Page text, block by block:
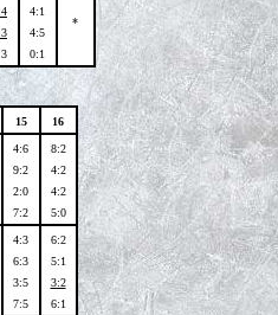
4:1
4:5
0:1
*
15 16
4:6
9:2
2:0
7:2
8:2
4:2
4:2
5:0
4:3
6:3
3:5
7:5
6:2
5:1
3:2
6:1